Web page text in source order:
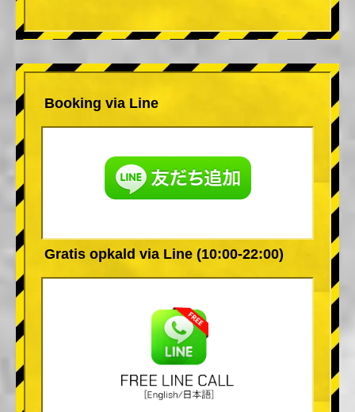
Booking via Line
Gratis opkald via Line (10:00-22:00)